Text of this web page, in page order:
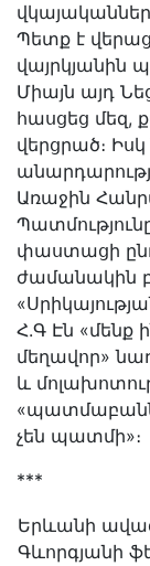
Պետք է
վայրկյանին
Միայն այդ
հասցեց մեզ,
վերցրած։
Առաջին
փաստացի
ժամանակին
Հ.Գ Էն «մենք
մեղավոր»
և
չեն պատմի»։
***
Երևանի
Գևորգյանի